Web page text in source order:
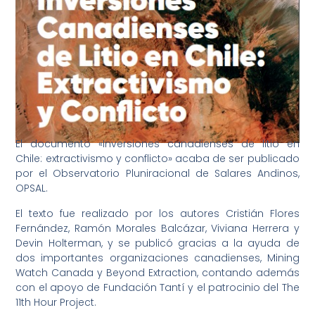
El documento «Inversiones canadienses de litio en
Chile: extractivismo y conflicto» acaba de ser publicado
por el Observatorio Pluniracional de Salares Andinos,
OPSAL.
El texto fue realizado por los autores Cristián Flores
Fernández, Ramón Morales Balcázar, Viviana Herrera y
Devin Holterman, y se publicó gracias a la ayuda de
dos importantes organizaciones canadienses, Mining
Watch Canada y Beyond Extraction, contando además
con el apoyo de Fundación Tantí y el patrocinio del The
11th Hour Project.